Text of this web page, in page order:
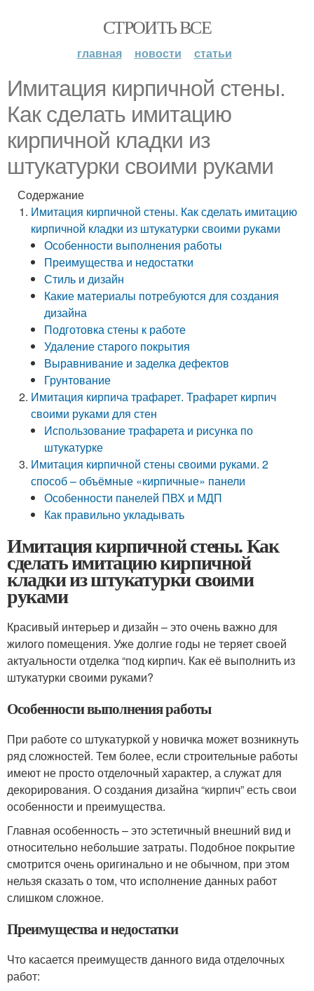
СТРОИТЬ ВСЕ
главная новости статьи
Имитация кирпичной стены.
Как сделать имитацию
кирпичной кладки из
штукатурки своими руками
Содержание
Имитация кирпичной стены. Как сделать имитацию
кирпичной кладки из штукатурки своими руками
Особенности выполнения работы
Преимущества и недостатки
Стиль и дизайн
Какие материалы потребуются для создания
дизайна
Подготовка стены к работе
Удаление старого покрытия
Выравнивание и заделка дефектов
Грунтование
Имитация кирпича трафарет. Трафарет кирпич
своими руками для стен
Использование трафарета и рисунка по
штукатурке
Имитация кирпичной стены своими руками. 2
способ – объёмные «кирпичные» панели
Особенности панелей ПВХ и МДП
Как правильно укладывать
Имитация кирпичной стены. Как
сделать имитацию кирпичной
кладки из штукатурки своими
руками
Красивый интерьер и дизайн – это очень важно для
жилого помещения. Уже долгие годы не теряет своей
актуальности отделка “под кирпич. Как её выполнить из
штукатурки своими руками?
Особенности выполнения работы
При работе со штукатуркой у новичка может возникнуть
ряд сложностей. Тем более, если строительные работы
имеют не просто отделочный характер, а служат для
декорирования. О создания дизайна “кирпич” есть свои
особенности и преимущества.
Главная особенность – это эстетичный внешний вид и
относительно небольшие затраты. Подобное покрытие
смотрится очень оригинально и не обычном, при этом
нельзя сказать о том, что исполнение данных работ
слишком сложное.
Преимущества и недостатки
Что касается преимуществ данного вида отделочных
работ: